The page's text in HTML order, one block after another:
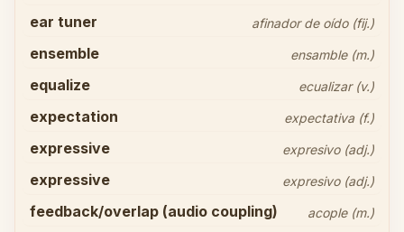
ear tuner afinador de oído (fij.)
ensemble ensamble (m.)
equalize ecualizar (v.)
expectation expectativa (f.)
expressive expresivo (adj.)
expressive expresivo (adj.)
feedback/overlap (audio coupling) acople (m.)